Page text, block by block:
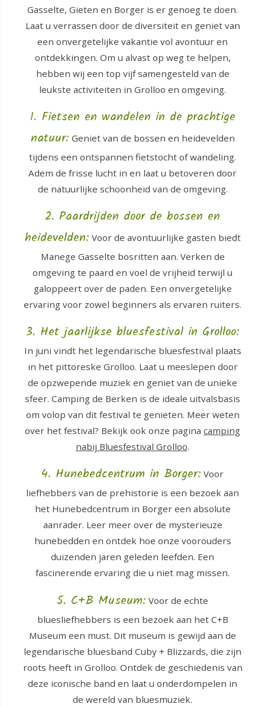
Gasselte, Gieten en Borger is er genoeg te doen.
Laat u verrassen door de diversiteit en geniet van
een onvergetelijke vakantie vol avontuur en
ontdekkingen. Om u alvast op weg te helpen,
hebben wij een top vijf samengesteld van de
leukste activiteiten in Grolloo en omgeving.
1. Fietsen en wandelen in de prachtige
natuur: Geniet van de bossen en heidevelden
tijdens een ontspannen fietstocht of wandeling.
Adem de frisse lucht in en laat u betoveren door
de natuurlijke schoonheid van de omgeving.
2. Paardrijden door de bossen en
heidevelden: Voor de avontuurlijke gasten biedt
Manege Gasselte bosritten aan. Verken de
omgeving te paard en voel de vrijheid terwijl u
galoppeert over de paden. Een onvergetelijke
ervaring voor zowel beginners als ervaren ruiters.
3. Het jaarlijkse bluesfestival in Grolloo:
In juni vindt het legendarische bluesfestival plaats
in het pittoreske Grolloo. Laat u meeslepen door
de opzwepende muziek en geniet van de unieke
sfeer. Camping de Berken is de ideale uitvalsbasis
om volop van dit festival te genieten. Meer weten
over het festival? Bekijk ook onze pagina camping
nabij Bluesfestival Grolloo.
4. Hunebedcentrum in Borger: Voor
liefhebbers van de prehistorie is een bezoek aan
het Hunebedcentrum in Borger een absolute
aanrader. Leer meer over de mysterieuze
hunebedden en ontdek hoe onze voorouders
duizenden jaren geleden leefden. Een
fascinerende ervaring die u niet mag missen.
5. C+B Museum: Voor de echte
bluesliefhebbers is een bezoek aan het C+B
Museum een must. Dit museum is gewijd aan de
legendarische bluesband Cuby + Blizzards, die zijn
roots heeft in Grolloo. Ontdek de geschiedenis van
deze iconische band en laat u onderdompelen in
de wereld van bluesmuziek.